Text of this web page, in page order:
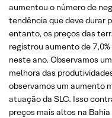
aumentou o número de
tendência que deve durar
entanto, os preços das
registrou aumento de
neste ano. Observamos
melhora das
observamos um aumento
atuação da SLC. Isso
preços mais altos na